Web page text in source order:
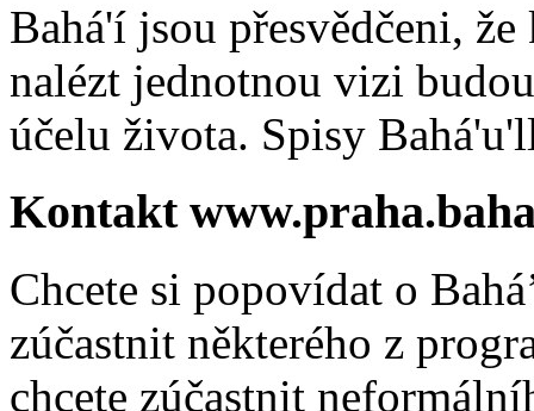
Bahá'í jsou přesvědčeni,
nalézt jednotnou vizi
účelu života. Spisy
Kontakt
Chcete si popovídat o
zúčastnit některého z
chcete zúčastnit